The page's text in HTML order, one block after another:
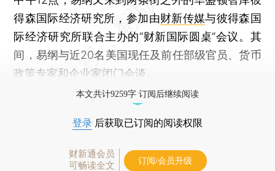
得森国际经济研究所，参加由财新传媒与彼得森国
际经济研究所联合主办的“财新国际圆桌”会议。其
间，易纲与近20名美国现任及前任部级官员、货币
政策专家和企业家闭门会谈。
本文共计9259字 订阅后继续阅读
登录 后获取已订阅的阅读权限
财新通会员
可畅读全文
订阅/会员升级